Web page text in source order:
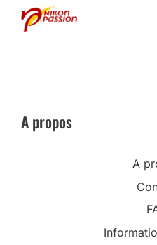
A propos
A